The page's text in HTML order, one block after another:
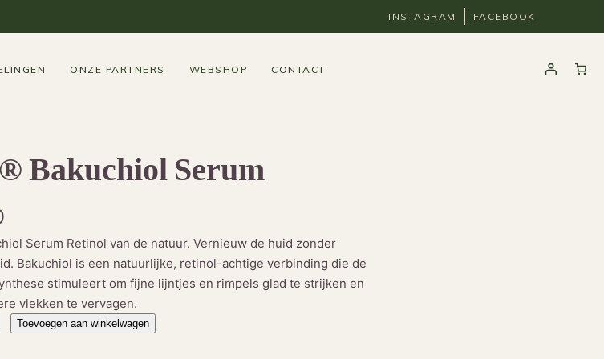
INSTAGRAM FACEBOOK
ONZE PARTNERS WEBSHOP CONTACT
Bakuchiol Serum
Serum Retinol van de natuur. Vernieuw de huid zonder
Bakuchiol is een natuurlijke, retinol-achtige verbinding die de
stimuleert om fijne lijntjes en rimpels glad te strijken en
vlekken te vervagen.
Toevoegen aan winkelwagen